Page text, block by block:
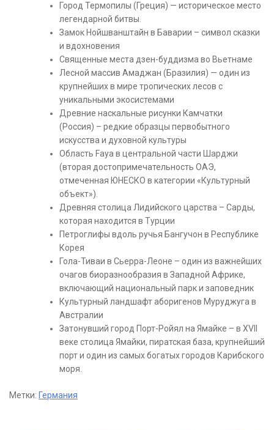
Город Термопилы (Греция) — историческое место
легендарной битвы.
Замок Нойшванштайн в Баварии – символ сказки
и вдохновения
Священные места дзен-буддизма во Вьетнаме
Лесной массив Амаджан (Бразилия) — один из
крупнейших в мире тропических лесов с
уникальными экосистемами
Древние наскальные рисунки Камчатки
(Россия) – редкие образцы первобытного
искусства и духовной культуры
Область Faya в центральной части Шарджи
(вторая достопримечательность ОАЭ,
отмеченная ЮНЕСКО в категории «Культурный
объект»).
Древняя столица Лидийского царства – Сарды,
которая находится в Турции
Петроглифы вдоль ручья Бангучон в Республике
Корея
Гола-Тиваи в Сьерра-Леоне – один из важнейших
очагов биоразнообразия в Западной Африке,
включающий национальный парк и заповедник
Культурный ландшафт аборигенов Муруджуга в
Австралии
Затонувший город Порт-Ройял на Ямайке – в XVII
веке столица Ямайки, пиратская база, крупнейший
порт и один из самых богатых городов Карибского
моря.
Метки: Германия